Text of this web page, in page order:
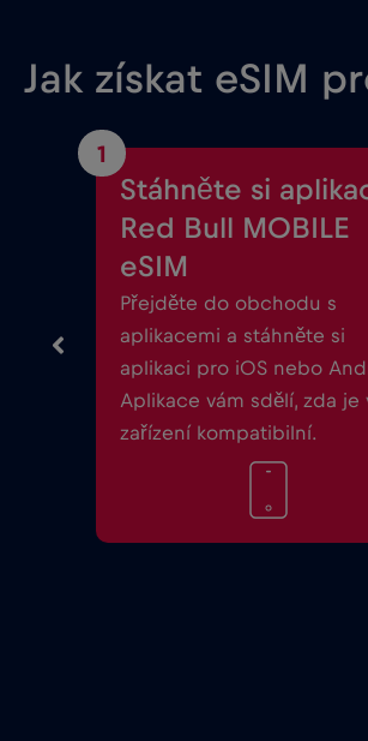
Jak získat eSIM
1
Stáhněte si
Red Bull MOBILE
eSIM
Přejděte do obchodu s
aplikacemi a stáhněte si
aplikaci pro iOS nebo
Aplikace vám sdělí, zda je
zařízení kompatibilní.